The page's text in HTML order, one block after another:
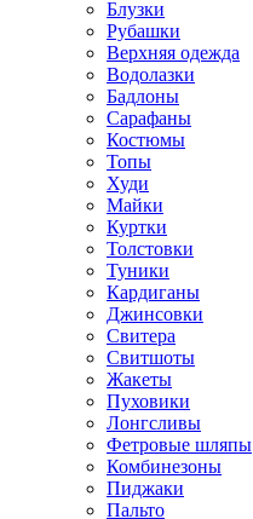
Блузки
Рубашки
Верхняя одежда
Водолазки
Бадлоны
Сарафаны
Костюмы
Топы
Худи
Майки
Куртки
Толстовки
Туники
Кардиганы
Джинсовки
Свитера
Свитшоты
Жакеты
Пуховики
Лонгсливы
Фетровые шляпы
Комбинезоны
Пиджаки
Пальто